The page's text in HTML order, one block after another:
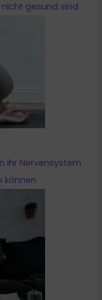
gesund sind
ihr Nervensystem
können